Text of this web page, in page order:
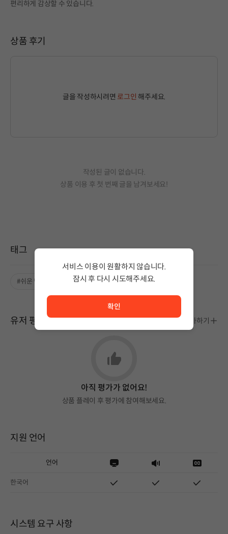
편리하게 감상할 수 있습니다.
상품 후기
글을 작성하시려면 로그인 해주세요.
작성된 글이 없습니다.
상품 이용 후 첫 번째 글을 남겨보세요!
태그
#쉬운 난이도 #마우스만 사용
유저 평가 평가하기
아직 평가가 없어요!
상품 플레이 후 평가에 참여해보세요.
지원 언어
언어
한국어
시스템 요구 사항
서비스 이용이 원활하지 않습니다.
잠시 후 다시 시도해주세요.
확인